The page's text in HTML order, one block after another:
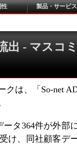
性 製品・サービス
出 - マスコ
クは、「So-net
タ364件が外部
け、同社顧客デ